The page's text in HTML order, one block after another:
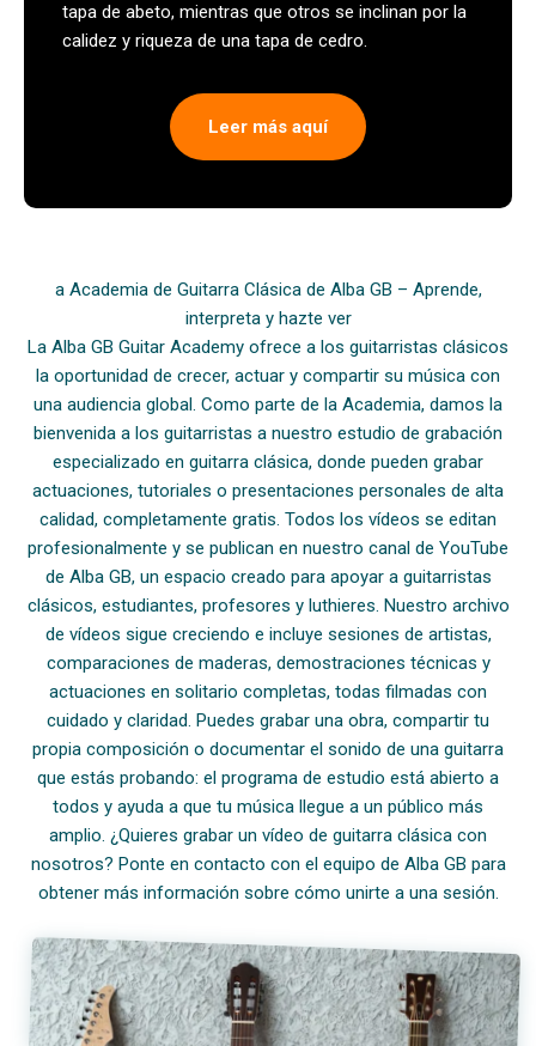
tapa de abeto, mientras que otros se inclinan por la
calidez y riqueza de una tapa de cedro.
Leer más aquí
a Academia de Guitarra Clásica de Alba GB – Aprende,
interpreta y hazte ver
La Alba GB Guitar Academy ofrece a los guitarristas clásicos
la oportunidad de crecer, actuar y compartir su música con
una audiencia global. Como parte de la Academia, damos la
bienvenida a los guitarristas a nuestro estudio de grabación
especializado en guitarra clásica, donde pueden grabar
actuaciones, tutoriales o presentaciones personales de alta
calidad, completamente gratis. Todos los vídeos se editan
profesionalmente y se publican en nuestro canal de YouTube
de Alba GB, un espacio creado para apoyar a guitarristas
clásicos, estudiantes, profesores y luthieres. Nuestro archivo
de vídeos sigue creciendo e incluye sesiones de artistas,
comparaciones de maderas, demostraciones técnicas y
actuaciones en solitario completas, todas filmadas con
cuidado y claridad. Puedes grabar una obra, compartir tu
propia composición o documentar el sonido de una guitarra
que estás probando: el programa de estudio está abierto a
todos y ayuda a que tu música llegue a un público más
amplio. ¿Quieres grabar un vídeo de guitarra clásica con
nosotros? Ponte en contacto con el equipo de Alba GB para
obtener más información sobre cómo unirte a una sesión.